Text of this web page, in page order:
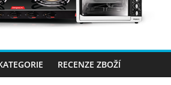
RECENZE ZBOŽÍ